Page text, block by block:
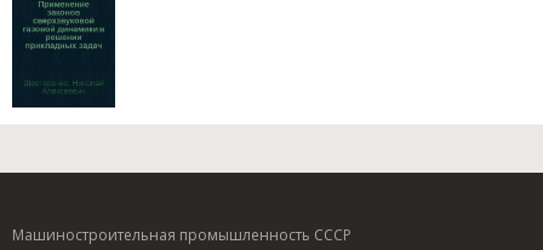
Машиностроительная промышленность СССР